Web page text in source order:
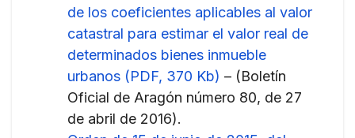
de los coeficientes aplicables al valor
catastral para estimar el valor real de
determinados bienes inmueble
urbanos (PDF, 370 Kb) – (Boletín
Oficial de Aragón número 80, de 27
de abril de 2016).